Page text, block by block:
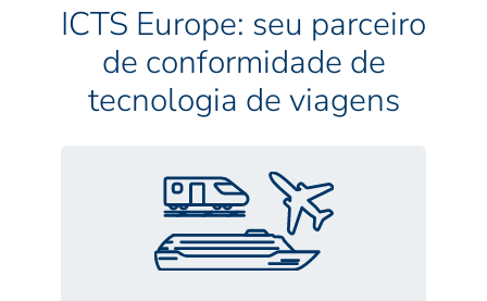
ICTS Europe: seu parceiro
de conformidade de
tecnologia de viagens